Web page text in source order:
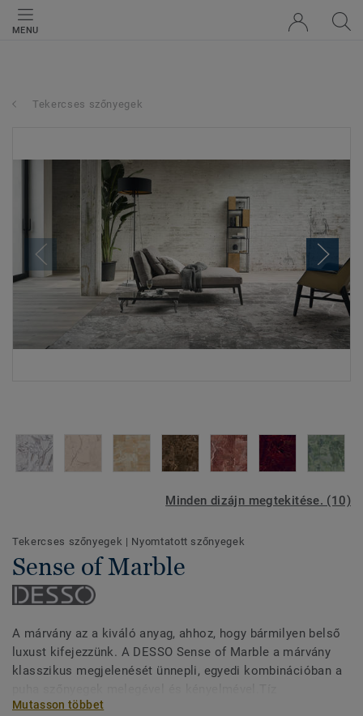
MENU
Tekercses szőnyegek
Minden dizájn megtekitése. (10)
Tekercses szőnyegek | Nyomtatott szőnyegek
Sense of Marble
A márvány az a kiváló anyag, ahhoz, hogy bármilyen belső
luxust kifejezzünk. A DESSO Sense of Marble a márvány
klasszikus megjelenését ünnepli, egyedi kombinációban a
márványfajta különféle változataival, amelyek mindegyike
Mutasson többet